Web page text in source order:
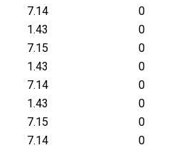
7.14 0
1.43 0
7.15 0
1.43 0
7.14 0
1.43 0
7.15 0
7.14 0